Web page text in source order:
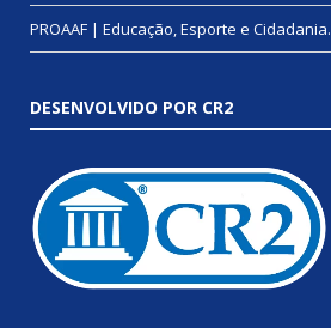
PROAAF | Educação, Esporte e Cidadania.
DESENVOLVIDO POR CR2